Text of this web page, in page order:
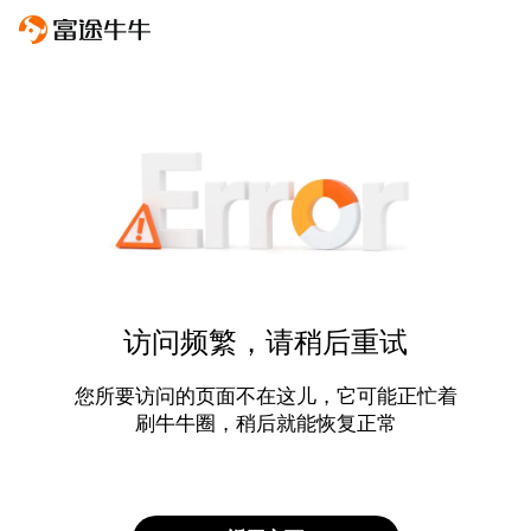
访问频繁，请稍后重试
您所要访问的页面不在这儿，它可能正忙着
刷牛牛圈，稍后就能恢复正常